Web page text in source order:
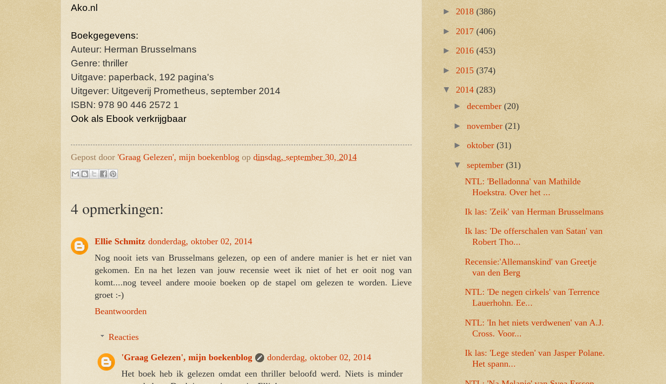
Ako.nl
Boekgegevens:
Auteur: Herman Brusselmans
Genre: thriller
Uitgave: paperback, 192 pagina's
Uitgever: Uitgeverij Prometheus, september 2014
ISBN: 978 90 446 2572 1
Ook als Ebook verkrijgbaar
Gepost door 'Graag Gelezen', mijn boekenblog op dinsdag, september 30, 2014
4 opmerkingen:
Ellie Schmitz donderdag, oktober 02, 2014
Nog nooit iets van Brusselmans gelezen, op een of andere manier is het er niet van
gekomen. En na het lezen van jouw recensie weet ik niet of het er ooit nog van
komt....nog teveel andere mooie boeken op de stapel om gelezen te worden. Lieve
groet :-)
Beantwoorden
Reacties
'Graag Gelezen', mijn boekenblog
donderdag, oktober 02, 2014
Het boek heb ik gelezen omdat een thriller beloofd werd. Niets is minder
► 2018 (386)
► 2017 (406)
► 2016 (453)
► 2015 (374)
▼ 2014 (283)
►december(20)
►november(21)
►oktober(31)
▼september(31)
NTL: 'Belladonna' van Mathilde
Hoekstra. Over het ...
Ik las: 'Zeik' van Herman Brusselmans
Ik las: 'De offerschalen van Satan' van
Robert Tho...
Recensie:'Allemanskind' van Greetje
van den Berg
NTL: 'De negen cirkels' van Terrence
Lauerhohn. Ee...
NTL: 'In het niets verdwenen' van A.J.
Cross. Voor...
Ik las: 'Lege steden' van Jasper Polane.
Het spann...